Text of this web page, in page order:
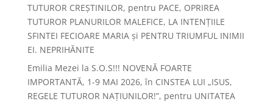
TUTUROR CREȘTINILOR, pentru PACE, OPRIREA
TUTUROR PLANURILOR MALEFICE, LA INTENȚIILE
SFINTEI FECIOARE MARIA și PENTRU TRIUMFUL INIMII
EI. NEPRIHĂNITE
Emilia Mezei la S.O.S!!! NOVENĂ FOARTE
IMPORTANTĂ, 1-9 MAI 2026, în CINSTEA LUI „ISUS,
REGELE TUTUROR NAȚIUNILOR!”, pentru UNITATEA